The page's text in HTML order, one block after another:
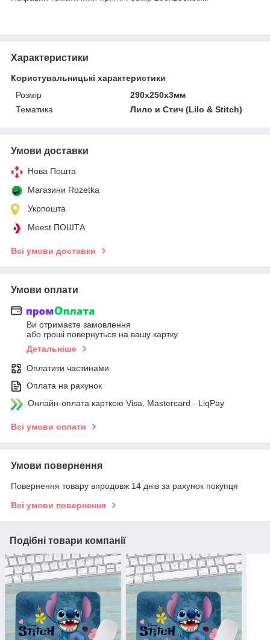
Характеристики
Користувальницькі характеристики
Розмір
290х250х3мм
Тематика
Лило и Стич (Lilo & Stitch)
Умови доставки
Нова Пошта
Магазини Rozetka
Укрпошта
Meest ПОШТА
Всі умови доставки
Умови оплати
Ви отримаєте замовлення
або гроші повернуться на вашу картку
Детальніше
Оплатити частинами
Оплата на рахунок
Онлайн-оплата карткою Visa, Mastercard - LiqPay
Всі умови оплати
Умови повернення
Повернення товару впродовж 14 днів за рахунок покупця
Всі умови повернення
Подібні товари компанії